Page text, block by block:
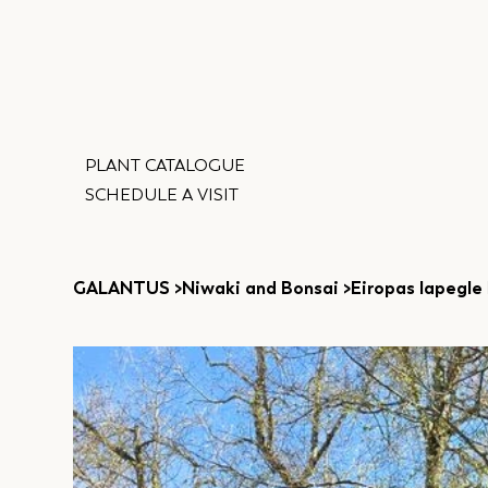
PLANT CATALOGUE
SCHEDULE A VISIT
GALANTUS >Niwaki and Bonsai >Eiropas